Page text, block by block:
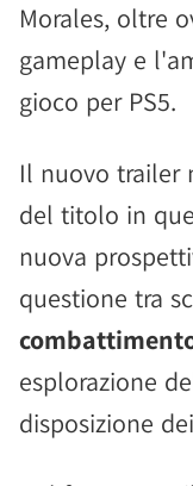
Morales, oltre
gameplay e
gioco per PS5.
Il nuovo trailer
del titolo in
nuova
questione tra
esplorazione
disposizione